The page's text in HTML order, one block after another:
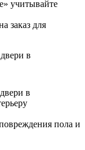
учитывайте
заказ для
в
в
пола и